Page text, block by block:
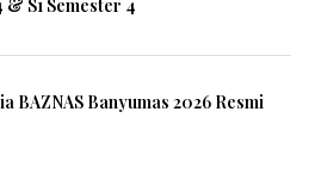
S1 Semester 4
BAZNAS Banyumas 2026 Resmi